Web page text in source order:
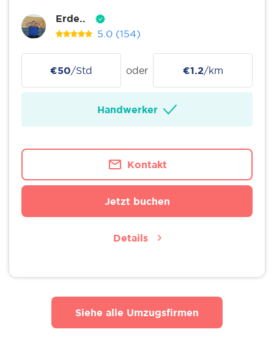
Erde..
5.0 (154)
€50/Std oder €1.2/km
Handwerker
Kontakt
Jetzt buchen
Details
Siehe alle Umzugsfirmen